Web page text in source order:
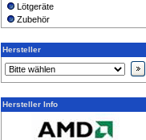
Lötgeräte
Zubehör
Hersteller
Hersteller Info